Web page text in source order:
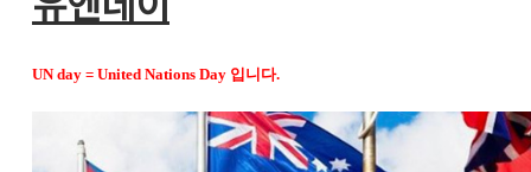
UN day = United Nations Day 입니다.